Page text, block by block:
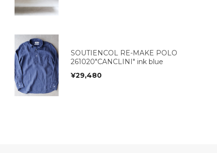
SOUTIENCOL RE-MAKE POLO
261020"CANCLINI" ink blue
¥29,480